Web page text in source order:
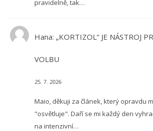
pravidelně, tak…
Hana: „KORTIZOL“ JE NÁSTROJ
VOLBU
25. 7. 2026
Maio, děkuji za článek, který opravdu
"osvětluje". Daří se mi každý den
na intenzivní…